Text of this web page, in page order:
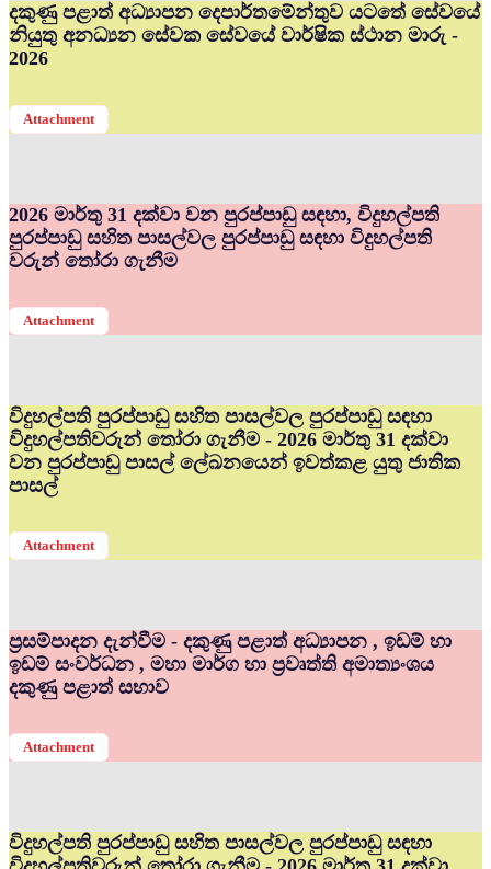
දකුණු පළාත් අධ්‍යාපන දෙපාර්තමේන්තුව යටතේ සේවයේ
නියුතු අනධ්‍යන සේවක සේවයේ වාර්ෂික ස්ථාන මාරු -
2026
Attachment
2026 මාර්තු 31 දක්වා වන පුරප්පාඩු සඳහා, විදුහල්පති
පුරප්පාඩු සහිත පාසල්වල පුරප්පාඩු සඳහා විදුහල්පති
වරුන් තෝරා ගැනීම
Attachment
විදුහල්පති පුරප්පාඩු සහිත පාසල්වල පුරප්පාඩු සඳහා
විදුහල්පතිවරුන් තෝරා ගැනීම - 2026 මාර්තු 31 දක්වා
වන පුරප්පාඩු පාසල් ලේඛනයෙන් ඉවත්කළ යුතු ජාතික
පාසල්
Attachment
ප්‍රසම්පාදන දැන්වීම - දකුණු පළාත් අධ්‍යාපන , ඉඩම් හා
ඉඩම් සංවර්ධන , මහා මාර්ග හා ප්‍රවෘත්ති අමාත්‍යංශය
දකුණු පළාත් සභාව
Attachment
විදුහල්පති පුරප්පාඩු සහිත පාසල්වල පුරප්පාඩු සඳහා